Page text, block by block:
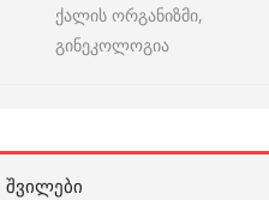
ქალის ორგანიზმი,
გინეკოლოგია
ᲨᲕᲘᲚᲔᲑᲘ